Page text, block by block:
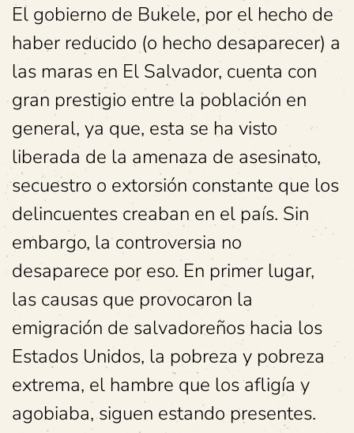
El gobierno de Bukele, por el hecho de
haber reducido (o hecho desaparecer) a
las maras en El Salvador, cuenta con
gran prestigio entre la población en
general, ya que, esta se ha visto
liberada de la amenaza de asesinato,
secuestro o extorsión constante que los
delincuentes creaban en el país. Sin
embargo, la controversia no
desaparece por eso. En primer lugar,
las causas que provocaron la
emigración de salvadoreños hacia los
Estados Unidos, la pobreza y pobreza
extrema, el hambre que los afligía y
agobiaba, siguen estando presentes.